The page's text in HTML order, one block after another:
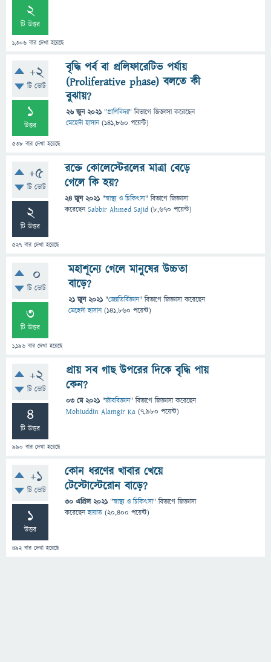
2
টি উত্তর
1,306 বার দেখা হয়েছে
+2
টি ভোট
1
উত্তর
538 বার দেখা হয়েছে
বৃদ্ধি পর্ব বা প্রলিফারেটিভ পর্যায়
(Proliferative phase) বলতে কী
বুঝায়?
26 জুন 2021 "প্রাণিবিদ্যা" বিভাগে জিজ্ঞাসাকরেছেন
মেহেদী হাসান (141,860 পয়েন্ট)
+5
টি ভোট
2
টি উত্তর
527 বার দেখা হয়েছে
রক্তে কোলেস্টেরলের মাত্রা বেড়ে
গেলে কি হয়?
24 জুন 2021 "স্বাস্থ্য ও চিকিৎসা" বিভাগে জিজ্ঞাসা
করেছেনSabbir Ahmed Sajid (8,670 পয়েন্ট)
0
টি ভোট
3
টি উত্তর
1,196 বার দেখা হয়েছে
মহাশূন্যে গেলে মানুষের উচ্চতা
বাড়ে?
21 জুন 2021 "জ্যোতির্বিজ্ঞান" বিভাগে জিজ্ঞাসাকরেছেন
মেহেদী হাসান (141,860 পয়েন্ট)
+2
টি ভোট
4
টি উত্তর
990 বার দেখা হয়েছে
প্রায় সব গাছ উপরের দিকে বৃদ্ধি পায়
কেন?
03 মে 2021 "জীববিজ্ঞান" বিভাগে জিজ্ঞাসাকরেছেন
Mohiuddin Alamgir Ka (7,980 পয়েন্ট)
+1
টি ভোট
1
উত্তর
492বার দেখা হয়েছে
কোন ধরণের খাবার খেয়ে
টেস্টোস্টেরোন বাড়ে?
30 এপ্রিল 2021 "স্বাস্থ্য ও চিকিৎসা" বিভাগে জিজ্ঞাসা
করেছেনহায়াত (20,400 পয়েন্ট)